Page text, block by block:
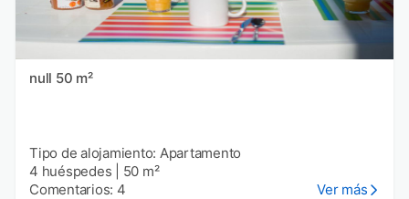
null 50 m²
Tipo de alojamiento: Apartamento
4 huéspedes
50 m²
Comentarios: 4
Ver más